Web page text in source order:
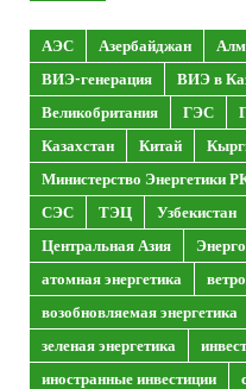
АЭС Азербайджан
ВИЭ-генерация
ВИЭ в
Великобритания
ГЭС
Казахстан
Китай
Министерство Энергетики
СЭС
ТЭЦ Узбекистан
Центральная Азия
атомная энергетика
возобновляемая энергетика
зеленая энергетика
иностранные инвестиции